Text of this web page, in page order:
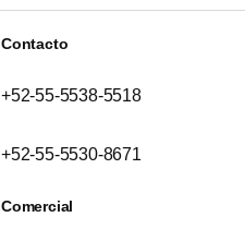
Contacto
+52-55-5538-5518
+52-55-5530-8671
Comercial